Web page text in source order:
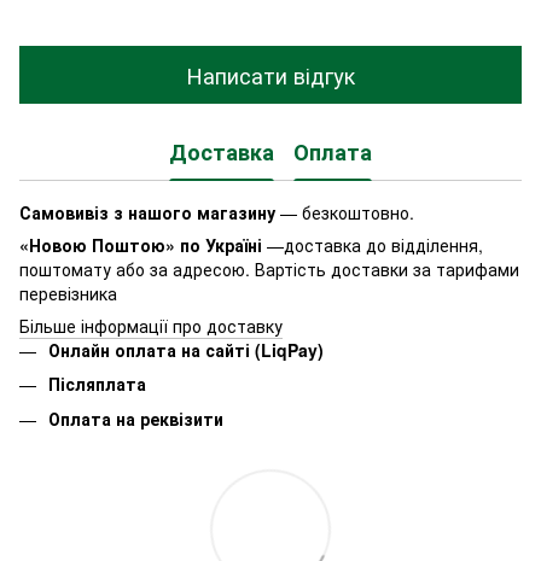
Написати відгук
Доставка Оплата
Самовивіз з нашого магазину — безкоштовно.
«Новою Поштою» по Україні —доставка до відділення,
поштомату або за адресою. Вартість доставки за тарифами
перевізника
Більше інформації про доставку
Онлайн оплата на сайті (LiqPay)
Післяплата
Оплата на реквізити